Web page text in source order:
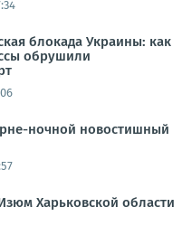
блокада Украины: как
обрушили
ночной новостишный
Харьковской области